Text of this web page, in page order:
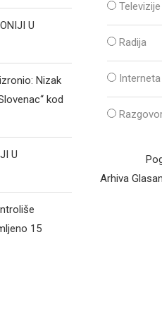
U
Nizak
kod
U
15
Televizije
Radija
Interneta
Arhiva